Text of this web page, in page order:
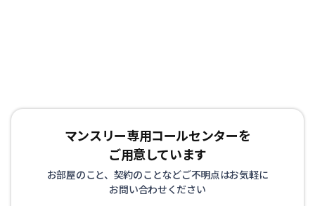
マンスリー専用コールセンターを
ご用意しています
お部屋のこと、契約のことなどご不明点はお気軽に
お問い合わせください